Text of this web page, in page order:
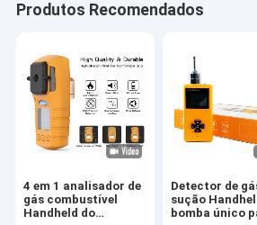
Produtos Recomendados
4 em 1 analisador de
gás combustível
Handheld do
Detector de
sução
bomba único